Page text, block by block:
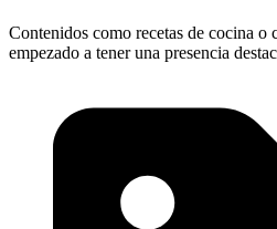
Contenidos como recetas de cocina o
empezado a tener una presencia